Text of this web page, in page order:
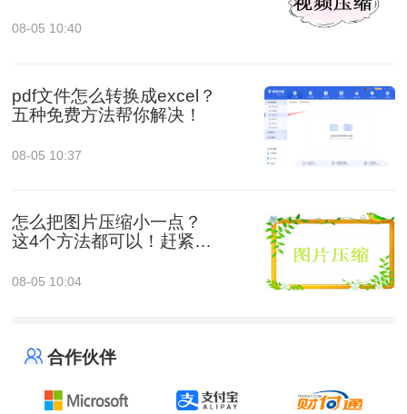
08-05 10:40
pdf文件怎么转换成excel？
五种免费方法帮你解决！
08-05 10:37
怎么把图片压缩小一点？
这4个方法都可以！赶紧试
08-05 10:04
合作伙伴